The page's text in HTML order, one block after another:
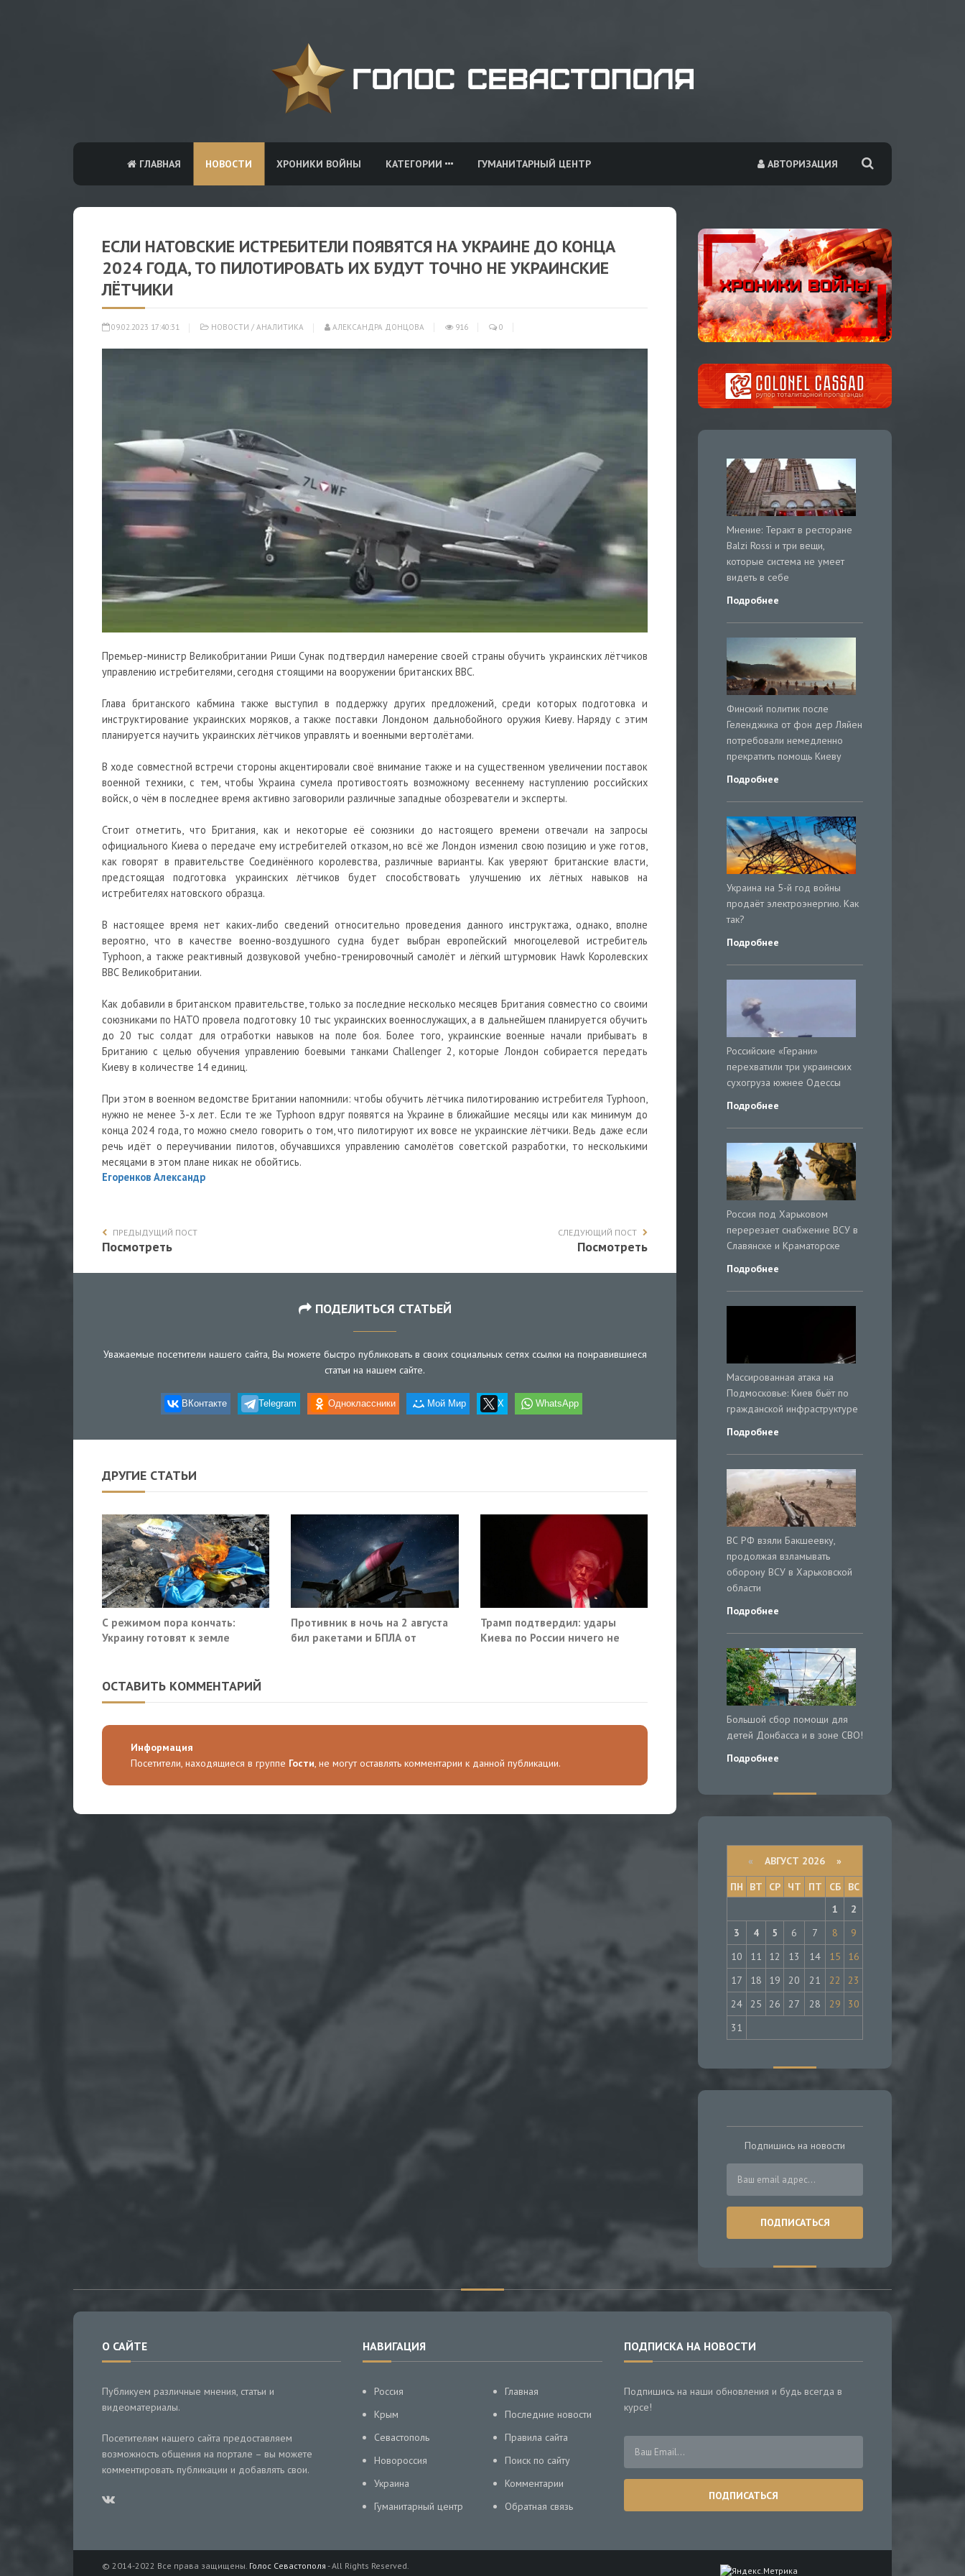
АВТОРИЗАЦИЯ
ГЛАВНАЯ НОВОСТИ ХРОНИКИ ВОЙНЫ КАТЕГОРИИ ГУМАНИТАРНЫЙ ЦЕНТР
ЕСЛИ НАТОВСКИЕ ИСТРЕБИТЕЛИ ПОЯВЯТСЯ НА УКРАИНЕ ДО КОНЦА
2024 ГОДА, ТО ПИЛОТИРОВАТЬ ИХ БУДУТ ТОЧНО НЕ УКРАИНСКИЕ
ЛЁТЧИКИ
09.02.2023 17:40:31 НОВОСТИ / АНАЛИТИКА АЛЕКСАНДРА ДОНЦОВА 916 0
Премьер-министр Великобритании Риши Сунак подтвердил намерение своей страны обучить украинских лётчиков
управлению истребителями, сегодня стоящими на вооружении британских ВВС.
Глава британского кабмина также выступил в поддержку других предложений, среди которых подготовка и
инструктирование украинских моряков, а также поставки Лондоном дальнобойного оружия Киеву. Наряду с этим
планируется научить украинских лётчиков управлять и военными вертолётами.
В ходе совместной встречи стороны акцентировали своё внимание также и на существенном увеличении поставок
военной техники, с тем, чтобы Украина сумела противостоять возможному весеннему наступлению российских
войск, о чём в последнее время активно заговорили различные западные обозреватели и эксперты.
Стоит отметить, что Британия, как и некоторые её союзники до настоящего времени отвечали на запросы
официального Киева о передаче ему истребителей отказом, но всё же Лондон изменил свою позицию и уже готов,
как говорят в правительстве Соединённого королевства, различные варианты. Как уверяют британские власти,
предстоящая подготовка украинских лётчиков будет способствовать улучшению их лётных навыков на
истребителях натовского образца.
В настоящее время нет каких-либо сведений относительно проведения данного инструктажа, однако, вполне
вероятно, что в качестве военно-воздушного судна будет выбран европейский многоцелевой истребитель
Typhoon, а также реактивный дозвуковой учебно-тренировочный самолёт и лёгкий штурмовик Hawk Королевских
ВВС Великобритании.
Как добавили в британском правительстве, только за последние несколько месяцев Британия совместно со своими
союзниками по НАТО провела подготовку 10 тыс украинских военнослужащих, а в дальнейшем планируется обучить
до 20 тыс солдат для отработки навыков на поле боя. Более того, украинские военные начали прибывать в
Британию с целью обучения управлению боевыми танками Challenger 2, которые Лондон собирается передать
Киеву в количестве 14 единиц.
При этом в военном ведомстве Британии напомнили: чтобы обучить лётчика пилотированию истребителя Typhoon,
нужно не менее 3-х лет. Если те же Typhoon вдруг появятся на Украине в ближайшие месяцы или как минимум до
конца 2024 года, то можно смело говорить о том, что пилотируют их вовсе не украинские лётчики. Ведь даже если
речь идёт о переучивании пилотов, обучавшихся управлению самолётов советской разработки, то несколькими
месяцами в этом плане никак не обойтись.
Егоренков Александр
ПРЕДЫДУЩИЙ ПОСТ
Посмотреть
СЛЕДУЮЩИЙ ПОСТ
Посмотреть
ПОДЕЛИТЬСЯ СТАТЬЕЙ
Уважаемые посетители нашего сайта, Вы можете быстро публиковать в своих социальных сетях ссылки на понравившиеся
статьи на нашем сайте.
ВКонтакте Telegram Одноклассники Мой Мир X WhatsApp
ДРУГИЕ СТАТЬИ
С режимом пора кончать:
Украину готовят к земле
Противник в ночь на 2 августа
бил ракетами и БПЛА от
Трамп подтвердил: удары
Киева по России ничего не
ОСТАВИТЬ КОММЕНТАРИЙ
Информация
Посетители, находящиеся в группе Гости, не могут оставлять комментарии к данной публикации.
Мнение: Теракт в ресторане
Balzi Rossi и три вещи,
которые система не умеет
видеть в себе
Подробнее
Финский политик после
Геленджика от фон дер Ляйен
потребовали немедленно
прекратить помощь Киеву
Подробнее
Украина на 5-й год войны
продаёт электроэнергию. Как
так?
Подробнее
Российские «Герани»
перехватили три украинских
сухогруза южнее Одессы
Подробнее
Россия под Харьковом
перерезает снабжение ВСУ в
Славянске и Краматорске
Подробнее
Массированная атака на
Подмосковье: Киев бьёт по
гражданской инфраструктуре
Подробнее
ВС РФ взяли Бакшеевку,
продолжая взламывать
оборону ВСУ в Харьковской
области
Подробнее
Большой сбор помощи для
детей Донбасса и в зоне СВО!
Подробнее
« АВГУСТ 2026 »
ПН
ВТ СР ЧТ ПТ СБ
ВС
1
2
3
4 5 6 7 8
9
10
11 12 13 14 15
16
17
18 19 20 21 22
23
24
25 26 27 28 29
30
31
Подпишись на новости
О САЙТЕ
Публикуем различные мнения, статьи и
видеоматериалы.
Посетителям нашего сайта предоставляем
возможность общения на портале – вы можете
комментировать публикации и добавлять свои.
НАВИГАЦИЯ
Россия
Крым
Севастополь
Новороссия
Украина
Гуманитарный центр
Главная
Последние новости
Правила сайта
Поиск по сайту
Комментарии
Обратная связь
ПОДПИСКА НА НОВОСТИ
Подпишись на наши обновления и будь всегда в
курсе!
© 2014-2022 Все права защищены. Голос Севастополя - All Rights Reserved.